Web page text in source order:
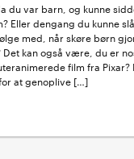
du var barn, og kunne
Eller dengang du kunne
med, når skøre børn
Det kan også være, du er
film fra Pixar?
at genoplive […]